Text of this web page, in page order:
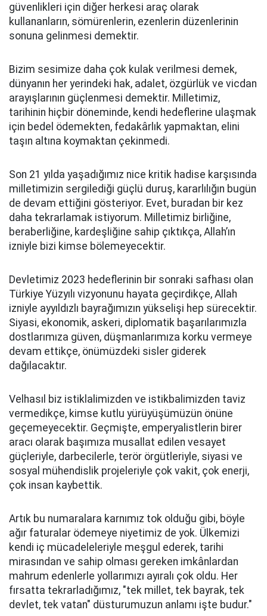
güvenlikleri için diğer herkesi araç olarak
kullananların, sömürenlerin, ezenlerin düzenlerinin
sonuna gelinmesi demektir.
Bizim sesimize daha çok kulak verilmesi demek,
dünyanın her yerindeki hak, adalet, özgürlük ve vicdan
arayışlarının güçlenmesi demektir. Milletimiz,
tarihinin hiçbir döneminde, kendi hedeflerine ulaşmak
için bedel ödemekten, fedakârlık yapmaktan, elini
taşın altına koymaktan çekinmedi.
Son 21 yılda yaşadığımız nice kritik hadise karşısında
milletimizin sergilediği güçlü duruş, kararlılığın bugün
de devam ettiğini gösteriyor. Evet, buradan bir kez
daha tekrarlamak istiyorum. Milletimiz birliğine,
beraberliğine, kardeşliğine sahip çıktıkça, Allah’ın
izniyle bizi kimse bölemeyecektir.
Devletimiz 2023 hedeflerinin bir sonraki safhası olan
Türkiye Yüzyılı vizyonunu hayata geçirdikçe, Allah
izniyle ayyıldızlı bayrağımızın yükselişi hep sürecektir.
Siyasi, ekonomik, askeri, diplomatik başarılarımızla
dostlarımıza güven, düşmanlarımıza korku vermeye
devam ettikçe, önümüzdeki sisler giderek
dağılacaktır.
Velhasıl biz istiklalimizden ve istikbalimizden taviz
vermedikçe, kimse kutlu yürüyüşümüzün önüne
geçemeyecektir. Geçmişte, emperyalistlerin birer
aracı olarak başımıza musallat edilen vesayet
güçleriyle, darbecilerle, terör örgütleriyle, siyasi ve
sosyal mühendislik projeleriyle çok vakit, çok enerji,
çok insan kaybettik.
Artık bu numaralara karnımız tok olduğu gibi, böyle
ağır faturalar ödemeye niyetimiz de yok. Ülkemizi
kendi iç mücadeleleriyle meşgul ederek, tarihi
mirasından ve sahip olması gereken imkânlardan
mahrum edenlerle yollarımızı ayıralı çok oldu. Her
fırsatta tekrarladığımız, "tek millet, tek bayrak, tek
devlet, tek vatan" düsturumuzun anlamı işte budur."